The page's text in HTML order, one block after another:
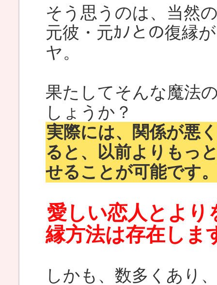
そう思うのは、当然
元彼・元ｶﾉとの復縁
ヤ。
果たしてそんな魔法
しょうか？
実際には、関係が悪
ると、以前よりもっ
せることが可能です
愛しい恋人とより
縁方法は存在しま
しかも、数多くあり